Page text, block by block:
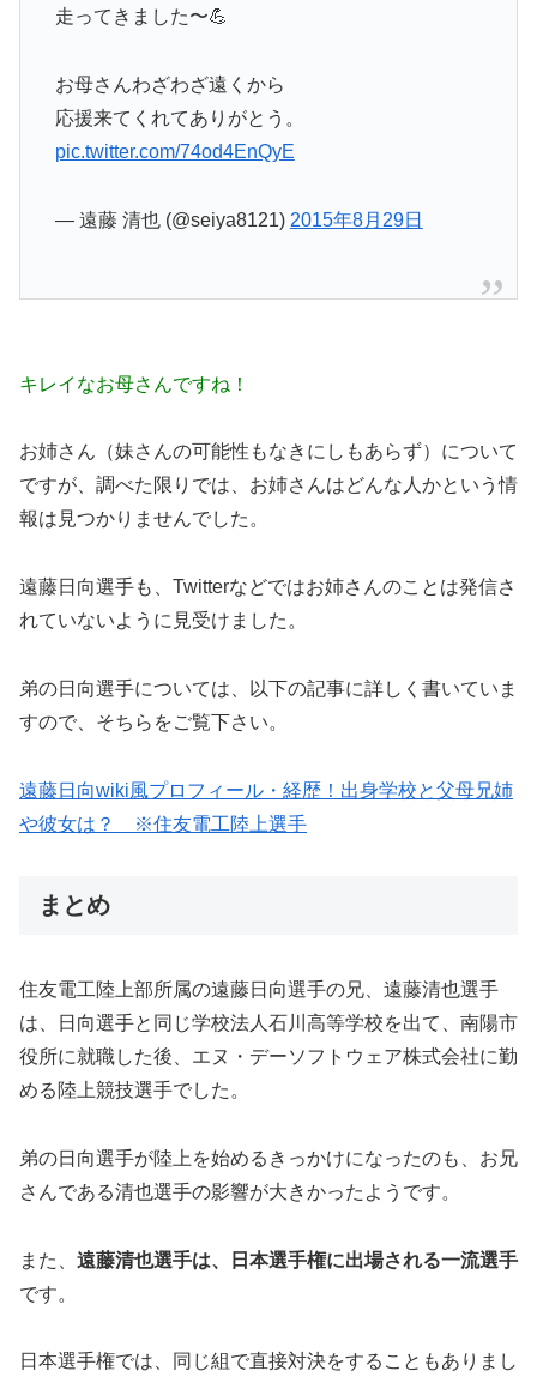
走ってきました〜💪
お母さんわざわざ遠くから
応援来てくれてありがとう。
pic.twitter.com/74od4EnQyE
— 遠藤 清也 (@seiya8121) 2015年8月29日
キレイなお母さんですね！
お姉さん（妹さんの可能性もなきにしもあらず）について
ですが、調べた限りでは、お姉さんはどんな人かという情
報は見つかりませんでした。
遠藤日向選手も、Twitterなどではお姉さんのことは発信さ
れていないように見受けました。
弟の日向選手については、以下の記事に詳しく書いていま
すので、そちらをご覧下さい。
遠藤日向wiki風プロフィール・経歴！出身学校と父母兄姉
や彼女は？ ※住友電工陸上選手
まとめ
住友電工陸上部所属の遠藤日向選手の兄、遠藤清也選手
は、日向選手と同じ学校法人石川高等学校を出て、南陽市
役所に就職した後、エヌ・デーソフトウェア株式会社に勤
める陸上競技選手でした。
弟の日向選手が陸上を始めるきっかけになったのも、お兄
さんである清也選手の影響が大きかったようです。
また、 遠藤清也選手は、日本選手権に出場される一流選手
です。
日本選手権では、同じ組で直接対決をすることもありまし